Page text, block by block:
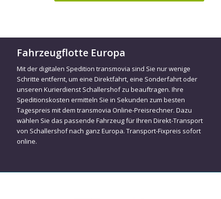
Fahrzeugflotte Europa
Mit der digitalen Spedition transmovia sind Sie nur wenige
Schritte entfernt, um eine Direktfahrt, eine Sonderfahrt oder
unseren Kurierdienst Schallershof zu beauftragen. Ihre
Speditionskosten ermitteln Sie in Sekunden zum besten
Tagespreis mit dem transmovia Online-Preisrechner. Dazu
wählen Sie das passende Fahrzeug für Ihren Direkt-Transport
von Schallershof nach ganz Europa. Transport-Fixpreis sofort
online.